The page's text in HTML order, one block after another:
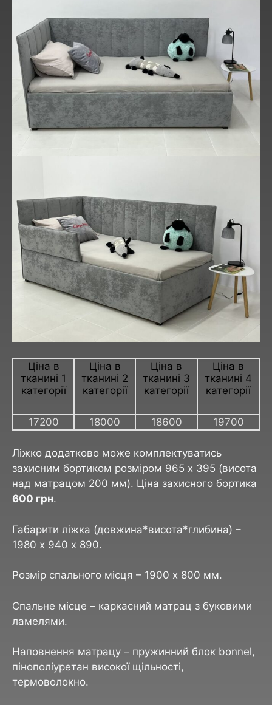
Ціна в
тканині 1
категорії
Ціна в
тканині 2
категорії
Ціна в
тканині 3
категорії
Ціна в
тканині 4
категорії
17200 18000 18600 19700
Ліжко додатково може комплектуватись
захисним бортиком розміром 965 х 395 (висота
над матрацом 200 мм). Ціна захисного бортика
600 грн.
Габарити ліжка (довжина*висота*глибина) –
1980 х 940 х 890.
Розмір спального місця – 1900 х 800 мм.
Спальне місце – каркасний матрац з буковими
ламелями.
Наповнення матрацу – пружинний блок bonnel,
пінополіуретан високої щільності,
термоволокно.